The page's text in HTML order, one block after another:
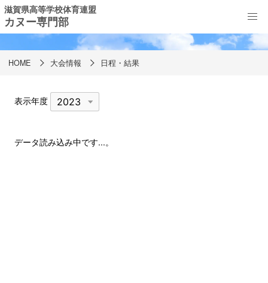
滋賀県高等学校体育連盟
カヌー専門部
日程・結果
HOME 大会情報 日程・結果
表示年度
データ読み込み中です...。